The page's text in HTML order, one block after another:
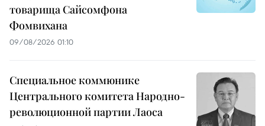
товарища Сайсомфона
Фомвихана
09/08/2026 01:10
Специальное коммюнике
Центрального комитета Народно-
революционной партии Лаоса